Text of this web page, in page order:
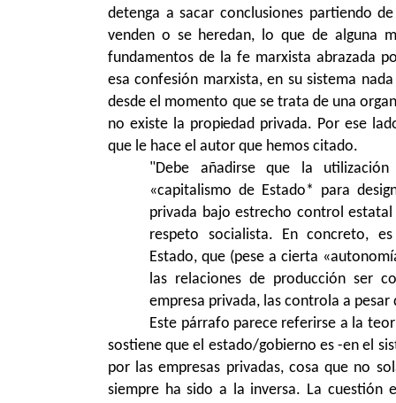
detenga a sacar conclusiones partiendo
venden o se heredan, lo que de alguna
fundamentos de la fe marxista abrazada
esa confesión marxista, en su sistema
desde el momento que se trata de una
no existe la propiedad privada. Por ese
que le hace el autor que hemos citado.
"Debe añadirse que la
«capitalismo de Estado* para
privada bajo estrecho control
respeto socialista. En concreto,
Estado, que (pese a cierta
las relaciones de producción ser
empresa privada, las controla a
Este párrafo parece referirse a la
sostiene que el estado/gobierno es -en el
por las empresas privadas, cosa que no
siempre ha sido a la inversa. La cuestión